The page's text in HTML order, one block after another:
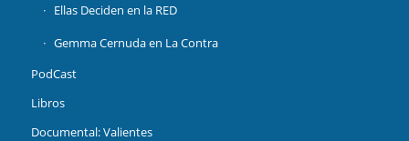
Ellas Deciden en la RED
Gemma Cernuda en La Contra
PodCast
Libros
Documental: Valientes